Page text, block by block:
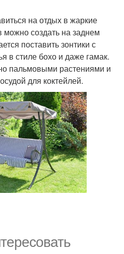
на отдых в жаркие
можно создать на заднем
поставить зонтики с
в стиле бохо и даже гамак.
пальмовыми растениями и
для коктейлей.